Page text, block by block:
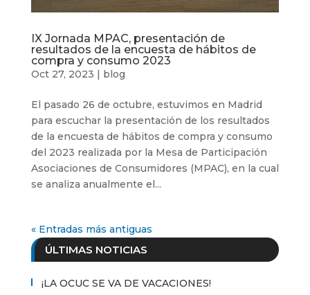
IX Jornada MPAC, presentación de
resultados de la encuesta de hábitos de
compra y consumo 2023
Oct 27, 2023 | blog
El pasado 26 de octubre, estuvimos en Madrid
para escuchar la presentación de los resultados
de la encuesta de hábitos de compra y consumo
del 2023 realizada por la Mesa de Participación
Asociaciones de Consumidores (MPAC), en la cual
se analiza anualmente el...
« Entradas más antiguas
ÚLTIMAS NOTICIAS
¡LA OCUC SE VA DE VACACIONES!